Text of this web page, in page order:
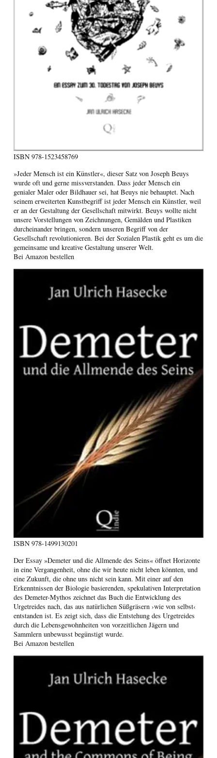
ISBN 978-1523458769
»Jeder Mensch ist ein Künstler«, dieser Satz von Joseph Beuys
wurde oft und gerne missverstanden. Dass jeder Mensch ein
genialer Maler oder Bildhauer sei, hat Beuys nie behauptet. Nach
seinem erweiterten Kunstbegriff ist jeder Mensch ein Künstler, weil
er an der Gestaltung der Gesellschaft mitwirkt. Beuys wollte nicht
unsere Vorstellungen von Zeichnungen, Gemälden und Plastiken
durcheinander bringen, sondern unseren Begriff von der
Gesellschaft revolutionieren. Bei der Sozialen Plastik geht es um die
gemeinsame und kreative Gestaltung unserer Welt.
Bei Amazon bestellen
ISBN 978-1499130201
Der Essay »Demeter und die Allmende des Seins« öffnet Horizonte
in eine Vergangenheit, ohne die wir heute nicht leben könnten, und
eine Zukunft, die ohne uns nicht sein kann. Mit einer auf den
Erkenntnissen der Biologie basierenden, spekulativen Interpretation
des Demeter-Mythos zeichnet das Buch die Entwicklung des
Urgetreides nach, das aus natürlichen Süßgräsern ›wie von selbst‹
entstanden ist. Es zeigt sich, dass die Entstehung des Urgetreides
durch die Lebensgewohnheiten von vorzeitlichen Jägern und
Sammlern unbewusst begünstigt wurde.
Bei Amazon bestellen